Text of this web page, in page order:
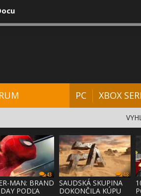
PC XBOX
43
MAN: BRAND
PODĽA
48
SAUDSKÁ SKUPINA
DOKONČILA KÚPU